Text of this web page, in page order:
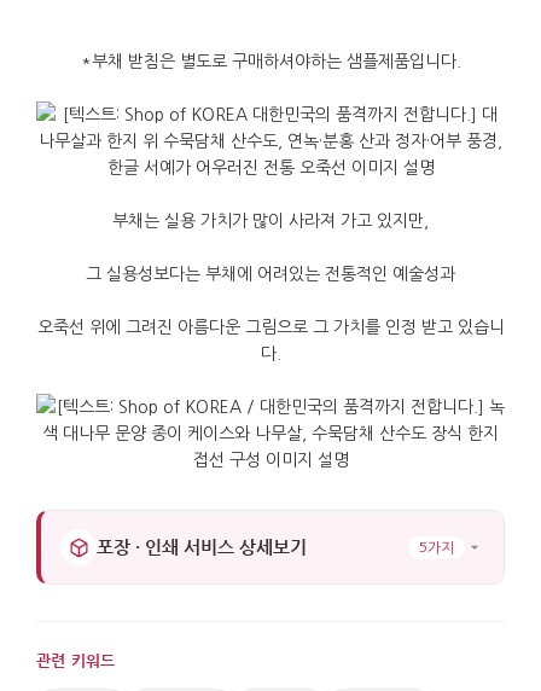
*부채 받침은 별도로 구매하셔야하는 샘플제품입니다.
부채는 실용 가치가 많이 사라져 가고 있지만
그 실용성보다는 부채에 어려있는 전통적인 예술성과
오죽선 위에 그려진 아름다운 그림으로 그 가치를 인정 받고 있습니
다.
포장 · 인쇄 서비스 상세보기 5가지
관련 키워드